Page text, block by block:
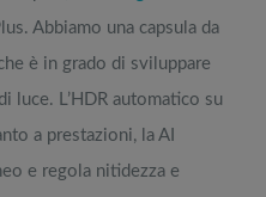
Abbiamo una capsula da
è in grado di sviluppare
L’HDR automatico su
a prestazioni, la AI
e regola nitidezza e